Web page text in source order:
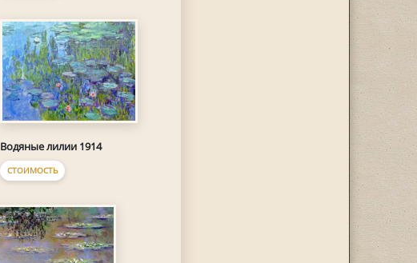
Водяные лилии 1914
СТОИМОСТЬ